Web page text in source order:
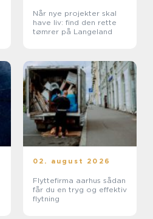
Når nye projekter skal
have liv: find den rette
tømrer på Langeland
02. august 2026
Flyttefirma aarhus sådan
får du en tryg og effektiv
flytning